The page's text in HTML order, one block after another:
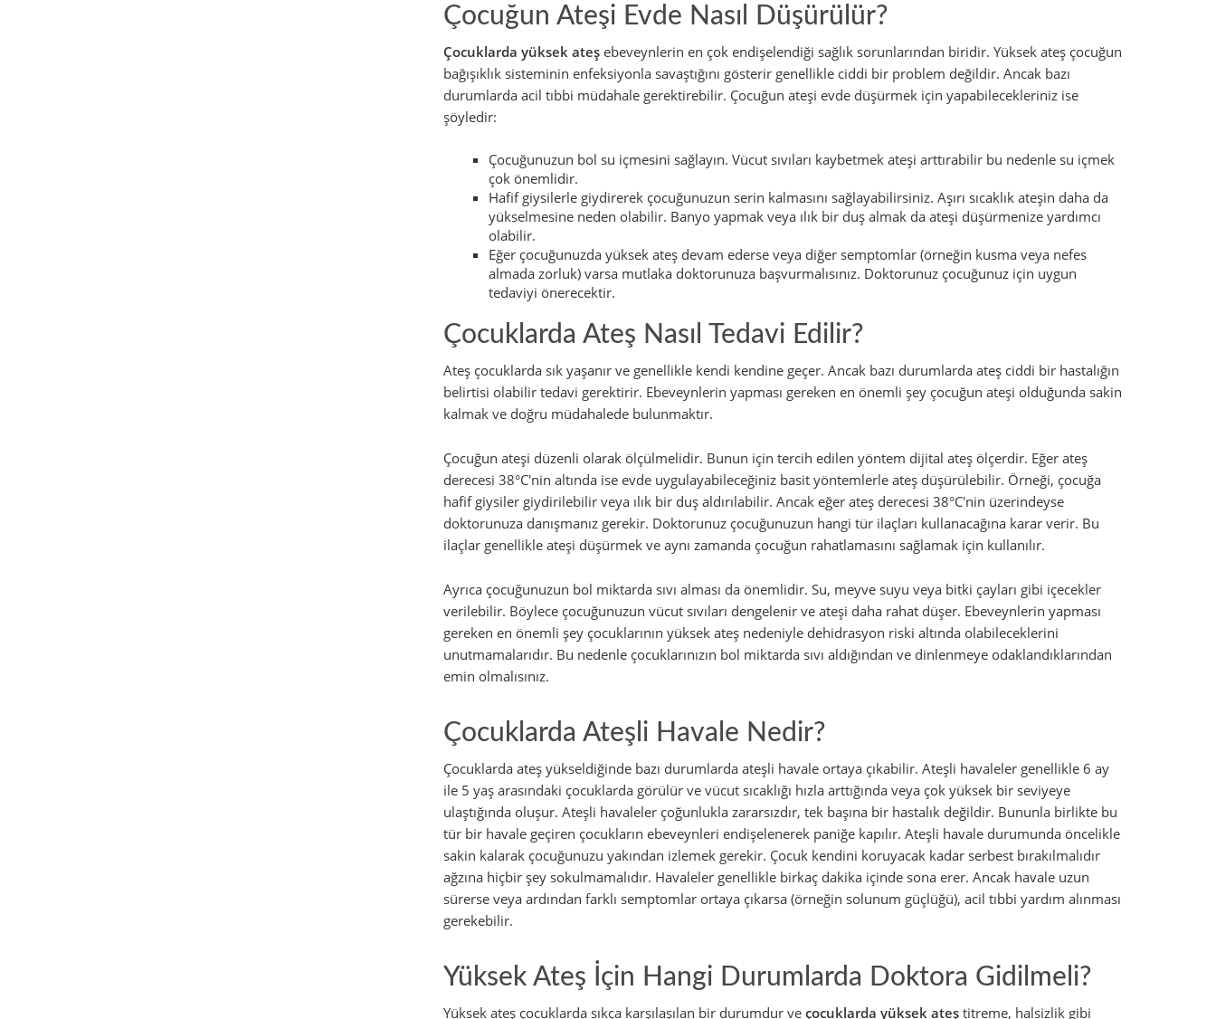
Çocuğun Ateşi Evde Nasıl Düşürülür?
Çocuklarda yüksek ateş ebeveynlerin en çok endişelendiği sağlık sorunlarından biridir. Yüksek ateş çocuğun
bağışıklık sisteminin enfeksiyonla savaştığını gösterir genellikle ciddi bir problem değildir. Ancak bazı
durumlarda acil tıbbi müdahale gerektirebilir. Çocuğun ateşi evde düşürmek için yapabilecekleriniz ise
şöyledir:
Çocuğunuzun bol su içmesini sağlayın. Vücut sıvıları kaybetmek ateşi arttırabilir bu nedenle su içmek
çok önemlidir.
Hafif giysilerle giydirerek çocuğunuzun serin kalmasını sağlayabilirsiniz. Aşırı sıcaklık ateşin daha da
yükselmesine neden olabilir. Banyo yapmak veya ılık bir duş almak da ateşi düşürmenize yardımcı
olabilir.
Eğer çocuğunuzda yüksek ateş devam ederse veya diğer semptomlar (örneğin kusma veya nefes
almada zorluk) varsa mutlaka doktorunuza başvurmalısınız. Doktorunuz çocuğunuz için uygun
tedaviyi önerecektir.
Çocuklarda Ateş Nasıl Tedavi Edilir?
Ateş çocuklarda sık yaşanır ve genellikle kendi kendine geçer. Ancak bazı durumlarda ateş ciddi bir hastalığın
belirtisi olabilir tedavi gerektirir. Ebeveynlerin yapması gereken en önemli şey çocuğun ateşi olduğunda sakin
kalmak ve doğru müdahalede bulunmaktır.
Çocuğun ateşi düzenli olarak ölçülmelidir. Bunun için tercih edilen yöntem dijital ateş ölçerdir. Eğer ateş
derecesi 38°C'nin altında ise evde uygulayabileceğiniz basit yöntemlerle ateş düşürülebilir. Örneği, çocuğa
hafif giysiler giydirilebilir veya ılık bir duş aldırılabilir. Ancak eğer ateş derecesi 38°C'nin üzerindeyse
doktorunuza danışmanız gerekir. Doktorunuz çocuğunuzun hangi tür ilaçları kullanacağına karar verir. Bu
ilaçlar genellikle ateşi düşürmek ve aynı zamanda çocuğun rahatlamasını sağlamak için kullanılır.
Ayrıca çocuğunuzun bol miktarda sıvı alması da önemlidir. Su, meyve suyu veya bitki çayları gibi içecekler
verilebilir. Böylece çocuğunuzun vücut sıvıları dengelenir ve ateşi daha rahat düşer. Ebeveynlerin yapması
gereken en önemli şey çocuklarının yüksek ateş nedeniyle dehidrasyon riski altında olabileceklerini
unutmamalarıdır. Bu nedenle çocuklarınızın bol miktarda sıvı aldığından ve dinlenmeye odaklandıklarından
emin olmalısınız.
Çocuklarda Ateşli Havale Nedir?
Çocuklarda ateş yükseldiğinde bazı durumlarda ateşli havale ortaya çıkabilir. Ateşli havaleler genellikle 6 ay
ile 5 yaş arasındaki çocuklarda görülür ve vücut sıcaklığı hızla arttığında veya çok yüksek bir seviyeye
ulaştığında oluşur. Ateşli havaleler çoğunlukla zararsızdır, tek başına bir hastalık değildir. Bununla birlikte bu
tür bir havale geçiren çocukların ebeveynleri endişelenerek paniğe kapılır. Ateşli havale durumunda öncelikle
sakin kalarak çocuğunuzu yakından izlemek gerekir. Çocuk kendini koruyacak kadar serbest bırakılmalıdır
ağzına hiçbir şey sokulmamalıdır. Havaleler genellikle birkaç dakika içinde sona erer. Ancak havale uzun
sürerse veya ardından farklı semptomlar ortaya çıkarsa (örneğin solunum güçlüğü), acil tıbbi yardım alınması
gerekebilir.
Yüksek Ateş İçin Hangi Durumlarda Doktora Gidilmeli?
Yüksek ateş çocuklarda sıkça karşılaşılan bir durumdur ve çocuklarda yüksek ateş titreme, halsizlik gibi